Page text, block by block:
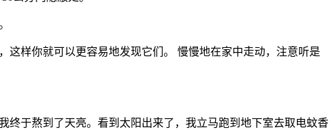
样你就可以更容易地发现它们。 慢慢地在家中走动，注意听是
终于熬到了天亮。看到太阳出来了，我立马跑到地下室去取电蚊香